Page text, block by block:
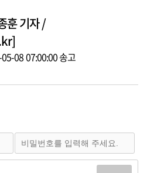
훈 기자 /
08 07:00:00 송고